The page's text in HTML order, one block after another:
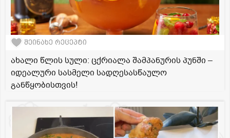
შეინახე რეცეპტი
ახალი წლის სული: ცქრიალა შამპანურის პუნში –
იდეალური სასმელი სადღესასწაულო
განწყობისთვის!